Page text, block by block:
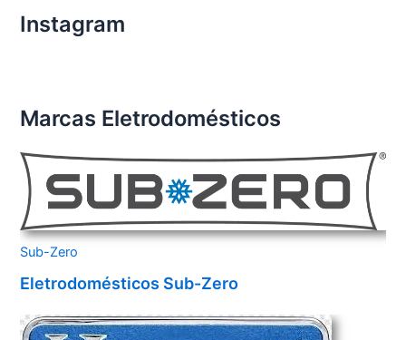
Instagram
Marcas Eletrodomésticos
Sub-Zero
Eletrodomésticos Sub-Zero